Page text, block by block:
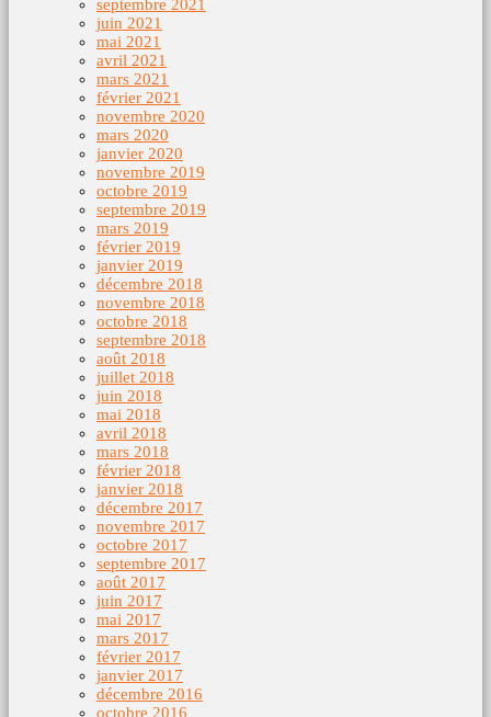
septembre 2021
juin 2021
mai 2021
avril 2021
mars 2021
février 2021
novembre 2020
mars 2020
janvier 2020
novembre 2019
octobre 2019
septembre 2019
mars 2019
février 2019
janvier 2019
décembre 2018
novembre 2018
octobre 2018
septembre 2018
août 2018
juillet 2018
juin 2018
mai 2018
avril 2018
mars 2018
février 2018
janvier 2018
décembre 2017
novembre 2017
octobre 2017
septembre 2017
août 2017
juin 2017
mai 2017
mars 2017
février 2017
janvier 2017
décembre 2016
octobre 2016